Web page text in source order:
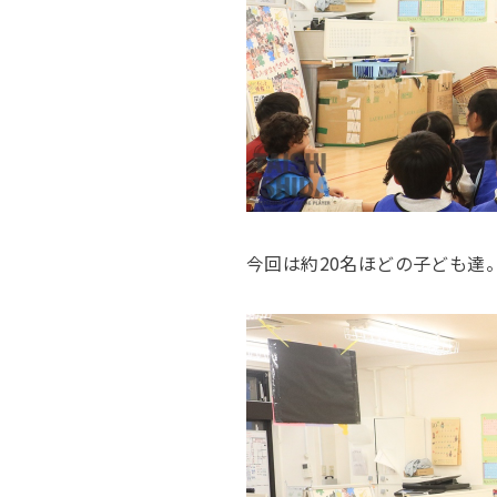
今回は約20名ほどの子ども達